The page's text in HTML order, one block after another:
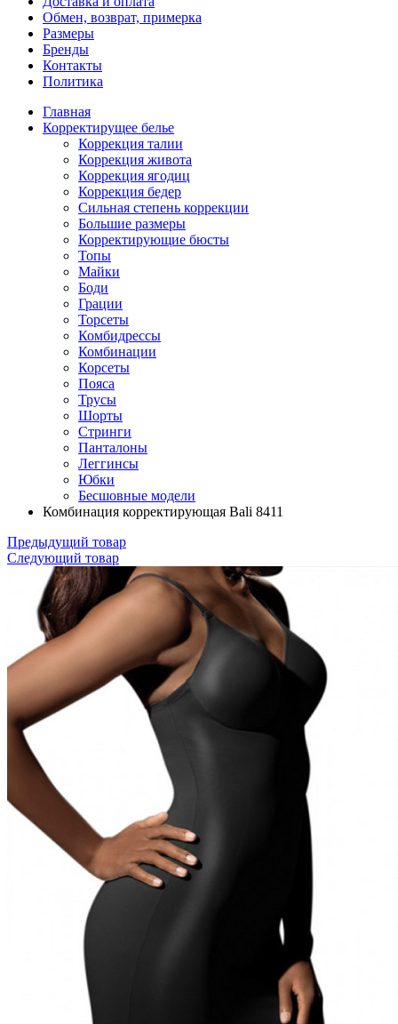
Обмен, возврат, примерка
Размеры
Бренды
Контакты
Политика
Главная
Корректирущее белье
Коррекция талии
Коррекция живота
Коррекция ягодиц
Коррекция бедер
Сильная степень коррекции
Большие размеры
Корректирующие бюсты
Топы
Майки
Боди
Грации
Торсеты
Комбидрессы
Комбинации
Корсеты
Пояса
Трусы
Шорты
Стринги
Панталоны
Леггинсы
Юбки
Бесшовные модели
Комбинация корректирующая Bali 8411
Предыдущий товар
Следующий товар